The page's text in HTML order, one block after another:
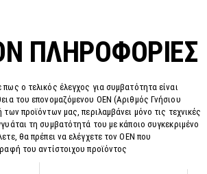
ΠΛΗΡΟΦΟΡΊΕΣ
ο τελικός έλεγχος για συμβατότητα είναι
του επονομαζόμενου OEN (Αριθμός Γνήσιου
προϊόντων μας, περιλαμβάνει μόνο τις τεχνικές
τη συμβατότητά του με κάποιο συγκεκριμένο
θα πρέπει να ελέγχετε τον OEN που
του αντίστοιχου προϊόντος